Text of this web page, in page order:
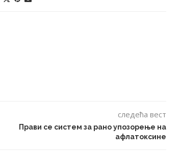
следећа вест
Прави се систем за рано упозорење на
афлатоксине